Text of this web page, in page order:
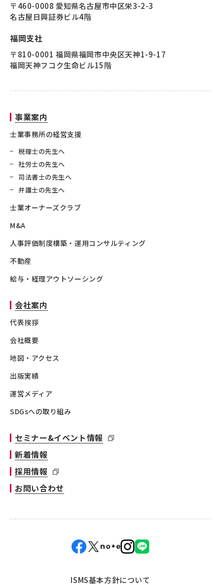
〒460-0008 愛知県名古屋市中区栄3-2-3
名古屋日興証券ビル4階
福岡支社
〒810-0001 福岡県福岡市中央区天神1-9-17
福岡天神フコク生命ビル15階
事業案内
士業事務所の経営支援
税理士の先生へ
社労士の先生へ
司法書士の先生へ
弁護士の先生へ
士業オーナーズクラブ
M&A
人事評価制度構築・運用コンサルティング
不動産
給与・経理アウトソーシング
会社案内
代表挨拶
会社概要
地図・アクセス
出版実績
運営メディア
SDGsへの取り組み
セミナー&イベント情報
新着情報
採用情報
お問い合わせ
ISMS基本方針について